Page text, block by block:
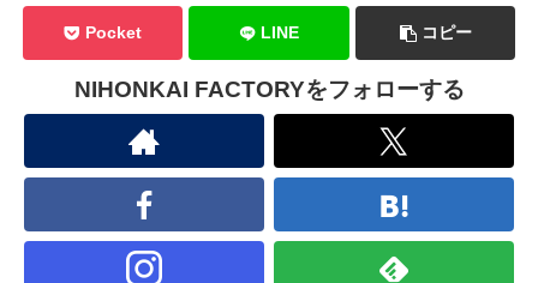
Pocket LINE コピー
NIHONKAI FACTORYをフォローする